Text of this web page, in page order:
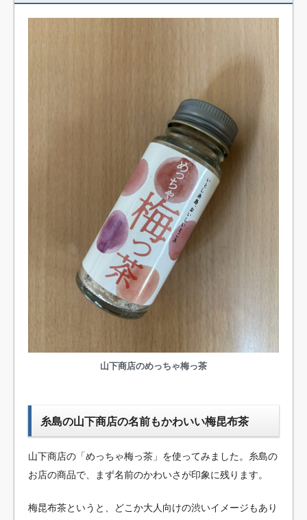
山下商店のめっちゃ梅っ茶
糸島の山下商店の名前もかわいい梅昆布茶
山下商店の「めっちゃ梅っ茶」を使ってみました。糸島の
お店の商品で、まず名前のかわいさが印象に残ります。
梅昆布茶というと、どこか大人向けの渋いイメージもあり